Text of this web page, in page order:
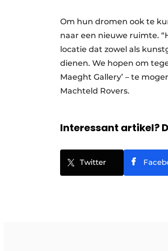
Om hun dromen ook te
naar een nieuwe ruimte.
locatie dat zowel als
dienen. We hopen om
Maeght Gallery’ – te
Machteld Rovers.
Interessant artikel?
Twitter